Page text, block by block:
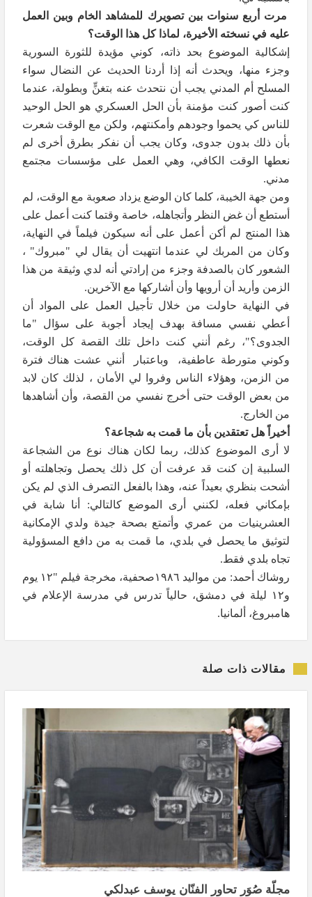
مرت أربع سنوات بين تصويرك للمشاهد الخام وبين العمل
عليه في نسخته الأخيرة، لماذا كل هذا الوقت؟
إشكالية الموضوع بحد ذاته، كوني مؤيدة للثورة السورية
وجزء منها، ويحدث أنه إذا أردنا الحديث عن النضال سواء
المسلح أم المدني يجب أن نتحدث عنه بتغنٍّ وبطولة، عندما
كنت أصور كنت مؤمنة بأن الحل العسكري هو الحل الوحيد
للناس كي يحموا وجودهم وأمكنتهم، ولكن مع الوقت شعرت
بأن ذلك بدون جدوى، وكان يجب أن نفكر بطرق أخرى لم
نعطها الوقت الكافي، وهي العمل على مؤسسات مجتمع
مدني.
ومن جهة الخيبة، كلما كان الوضع يزداد صعوبة مع الوقت، لم
أستطع أن غض النظر وأتجاهله، خاصة وقتما كنت أعمل على
هذا المنتج لم أكن أعمل على أنه سيكون فيلماً في النهاية،
وكان من المربك لي عندما انتهيت أن يقال لي "مبروك" ،
الشعور كان بالصدفة وجزء من إرادتي أنه لدي وثيقة من هذا
الزمن وأريد أن أرويها وأن أشاركها مع الآخرين.
في النهاية حاولت من خلال تأجيل العمل على المواد أن
أعطي نفسي مسافة بهدف إيجاد أجوبة على سؤال "ما
الجدوى؟"، رغم أنني كنت داخل تلك القصة كل الوقت،
وكوني متورطة عاطفية، وباعتبار أنني عشت هناك فترة
من الزمن، وهؤلاء الناس وفروا لي الأمان ، لذلك كان لابد
من بعض الوقت حتى أخرج نفسي من القصة، وأن أشاهدها
من الخارج.
أخيراً هل تعتقدين بأن ما قمت به شجاعة؟
لا أرى الموضوع كذلك، ربما لكان هناك نوع من الشجاعة
السلبية إن كنت قد عرفت أن كل ذلك يحصل وتجاهلته أو
أشحت بنظري بعيداً عنه، وهذا بالفعل التصرف الذي لم يكن
بإمكاني فعله، لكنني أرى الموضع كالتالي: أنا شابة في
العشرينيات من عمري وأتمتع بصحة جيدة ولدي الإمكانية
لتوثيق ما يحصل في بلدي، ما قمت به من دافع المسؤولية
تجاه بلدي فقط.
روشاك أحمد: من مواليد ١٩٨٦صحفية، مخرجة فيلم "١٢ يوم
و١٢ ليلة في دمشق، حالياً تدرس في مدرسة الإعلام في
هامبروغ، ألمانيا.
مقالات ذات صلة
مجلّة صُوَر تحاور الفنّان يوسف عبدلكي